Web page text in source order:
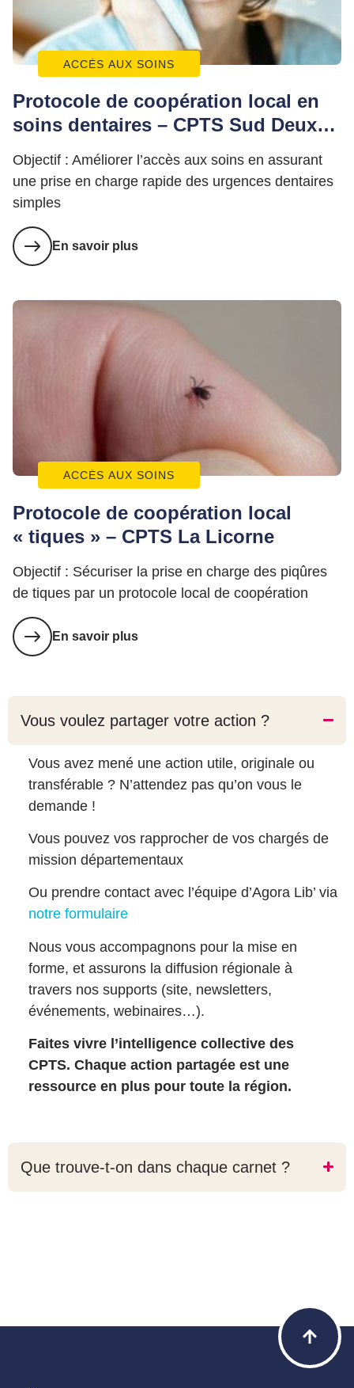
ACCÈS AUX SOINS
Protocole de coopération local en
soins dentaires – CPTS Sud Deux
Objectif : Améliorer l’accès aux soins en assurant
une prise en charge rapide des urgences dentaires
simples
En savoir plus
ACCÈS AUX SOINS
Protocole de coopération local
« tiques » – CPTS La Licorne
Objectif : Sécuriser la prise en charge des piqûres
de tiques par un protocole local de coopération
En savoir plus
Vous voulez partager votre action ?
Vous avez mené une action utile, originale ou
transférable ? N’attendez pas qu’on vous le
demande !
Vous pouvez vos rapprocher de vos chargés de
mission départementaux
Ou prendre contact avec l’équipe d’Agora Lib’ via
notre formulaire
Nous vous accompagnons pour la mise en
forme, et assurons la diffusion régionale à
travers nos supports (site, newsletters,
événements, webinaires…).
Faites vivre l’intelligence collective des
CPTS. Chaque action partagée est une
ressource en plus pour toute la région.
Que trouve-t-on dans chaque carnet ?